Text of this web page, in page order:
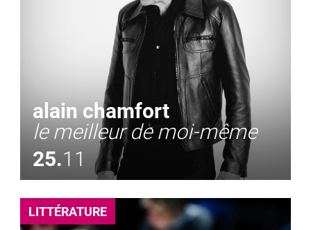
alain chamfort
le meilleur de moi-même
25.11
LITTÉRATURE